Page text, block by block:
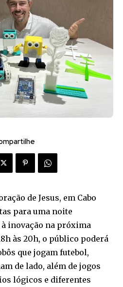
de Jesus, em Cabo
para uma noite
inovação na próxima
às 20h, o público poderá
que jogam futebol,
de lado, além de jogos
lógicos e diferentes